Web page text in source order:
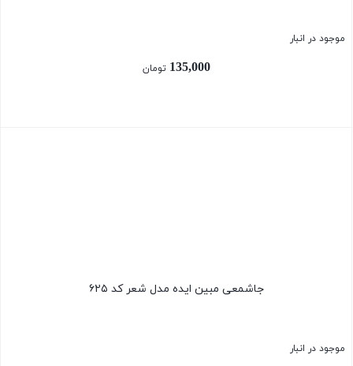
موجود در انبار
135,000 تومان
جاشمعی مبین ایده مدل شعر کد ۶۲۵
موجود در انبار